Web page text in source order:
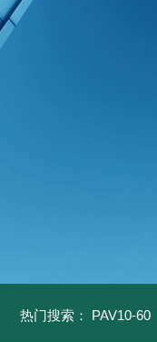
热门搜索： PAV10-